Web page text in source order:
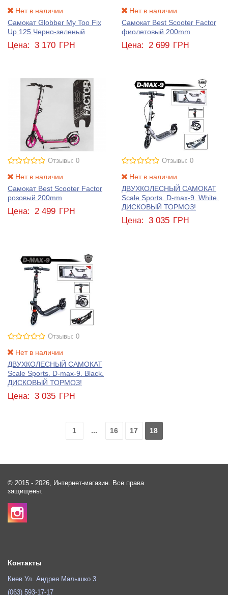
Нет в наличии
Самокат Globber My Too Fix
Up 125 Черно-зеленый
Цена: 3 170 ГРН
Нет в наличии
Самокат Best Scooter Factor
фиолетовый 200mm
Цена: 2 699 ГРН
Отзывы: 0
Нет в наличии
Самокат Best Scooter Factor
розовый 200mm
Цена: 2 499 ГРН
Отзывы: 0
Нет в наличии
ДВУХКОЛЕСНЫЙ САМОКАТ
Scale Sports. D-max-9. White.
ДИСКОВЫЙ ТОРМОЗ!
Цена: 3 035 ГРН
Отзывы: 0
Нет в наличии
ДВУХКОЛЕСНЫЙ САМОКАТ
Scale Sports. D-max-9. Black.
ДИСКОВЫЙ ТОРМОЗ!
Цена: 3 035 ГРН
1 ... 16 17 18
© 2015 - 2026, Интернет-магазин. Все права
защищены.
Контакты
Киев Ул. Андрея Малышко 3
(063) 593-17-17